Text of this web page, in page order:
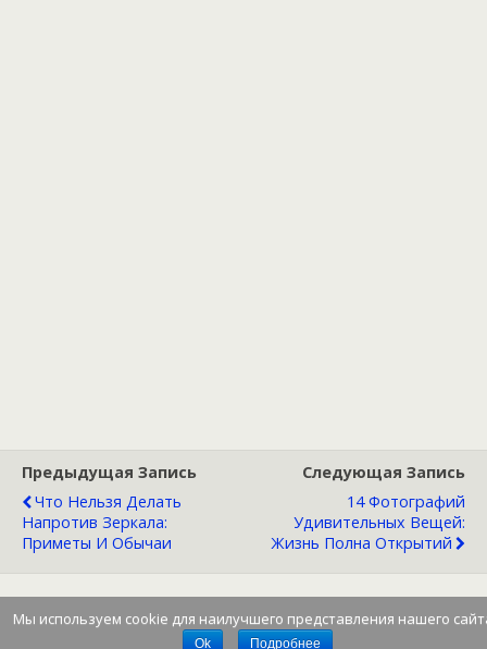
Предыдущая Запись
Что Нельзя Делать
Напротив Зеркала:
Приметы И Обычаи
Следующая Запись
14 Фотографий
Удивительных Вещей:
Жизнь Полна Открытий
Мы используем cookie для наилучшего представления нашего
Ok Подробнее
Наверх